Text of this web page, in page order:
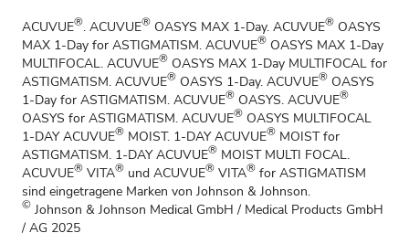
ACUVUE®. ACUVUE® OASYS MAX 1-Day. ACUVUE® OASYS
MAX 1-Day for ASTIGMATISM. ACUVUE® OASYS MAX 1-Day
MULTIFOCAL. ACUVUE® OASYS MAX 1-Day MULTIFOCAL for
ASTIGMATISM. ACUVUE® OASYS 1-Day. ACUVUE® OASYS
1-Day for ASTIGMATISM. ACUVUE® OASYS. ACUVUE®
OASYS for ASTIGMATISM. ACUVUE® OASYS MULTIFOCAL
1-DAY ACUVUE® MOIST. 1-DAY ACUVUE® MOIST for
ASTIGMATISM. 1-DAY ACUVUE® MOIST MULTI FOCAL.
ACUVUE® VITA® und ACUVUE® VITA® for ASTIGMATISM
sind eingetragene Marken von Johnson & Johnson.
© Johnson & Johnson Medical GmbH / Medical Products GmbH
/ AG 2025